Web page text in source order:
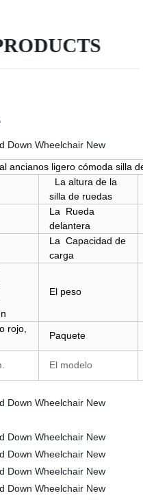
ancianos ligero cómoda silla
La altura de la
silla de ruedas
La Rueda
delantera
La Capacidad de
carga
El peso
rojo,
Paquete
El modelo